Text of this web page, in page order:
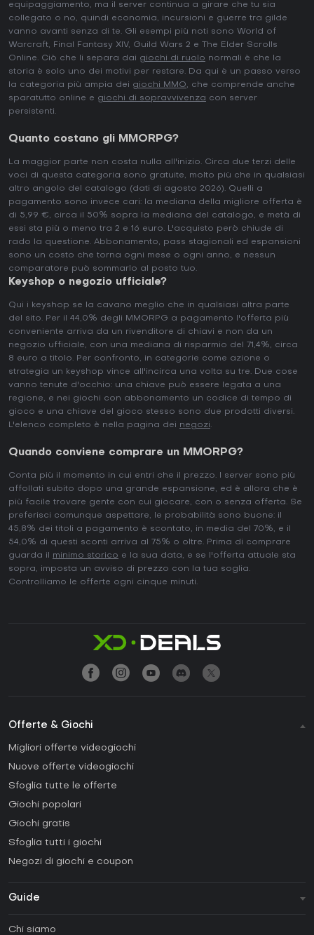
equipaggiamento, ma il server continua a girare che tu sia
collegato o no, quindi economia, incursioni e guerre tra gilde
vanno avanti senza di te. Gli esempi più noti sono World of
Warcraft, Final Fantasy XIV, Guild Wars 2 e The Elder Scrolls
Online. Ciò che li separa dai giochi di ruolo normali è che la
storia è solo uno dei motivi per restare. Da qui è un passo verso
la categoria più ampia dei giochi MMO, che comprende anche
sparatutto online e giochi di sopravvivenza con server
persistenti.
Quanto costano gli MMORPG?
La maggior parte non costa nulla all'inizio. Circa due terzi delle
voci di questa categoria sono gratuite, molto più che in qualsiasi
altro angolo del catalogo (dati di agosto 2026). Quelli a
pagamento sono invece cari: la mediana della migliore offerta è
di 5,99 €, circa il 50% sopra la mediana del catalogo, e metà di
essi sta più o meno tra 2 e 16 euro. L'acquisto però chiude di
rado la questione. Abbonamento, pass stagionali ed espansioni
sono un costo che torna ogni mese o ogni anno, e nessun
comparatore può sommarlo al posto tuo.
Keyshop o negozio ufficiale?
Qui i keyshop se la cavano meglio che in qualsiasi altra parte
del sito. Per il 44,0% degli MMORPG a pagamento l'offerta più
conveniente arriva da un rivenditore di chiavi e non da un
negozio ufficiale, con una mediana di risparmio del 71,4%, circa
8 euro a titolo. Per confronto, in categorie come azione o
strategia un keyshop vince all'incirca una volta su tre. Due cose
vanno tenute d'occhio: una chiave può essere legata a una
regione, e nei giochi con abbonamento un codice di tempo di
gioco e una chiave del gioco stesso sono due prodotti diversi.
L'elenco completo è nella pagina dei negozi.
Quando conviene comprare un MMORPG?
Conta più il momento in cui entri che il prezzo. I server sono più
affollati subito dopo una grande espansione, ed è allora che è
più facile trovare gente con cui giocare, con o senza offerta. Se
preferisci comunque aspettare, le probabilità sono buone: il
45,8% dei titoli a pagamento è scontato, in media del 70%, e il
54,0% di questi sconti arriva al 75% o oltre. Prima di comprare
guarda il minimo storico e la sua data, e se l'offerta attuale sta
sopra, imposta un avviso di prezzo con la tua soglia.
Controlliamo le offerte ogni cinque minuti.
Offerte & Giochi
Migliori offerte videogiochi
Nuove offerte videogiochi
Sfoglia tutte le offerte
Giochi popolari
Giochi gratis
Sfoglia tutti i giochi
Negozi di giochi e coupon
Guide
Chi siamo